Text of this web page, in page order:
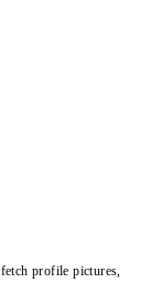
profile pictures,